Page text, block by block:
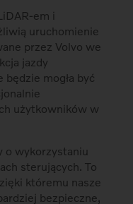
em i
uruchomienie
przez Volvo we
jazdy
mogła być
użytkowników w
o wykorzystaniu
sterujących. To
któremu nasze
bezpieczne,